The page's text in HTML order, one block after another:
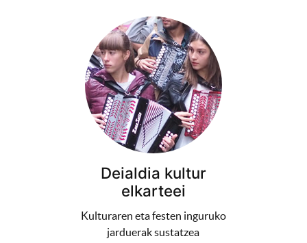
Deialdia kultur
elkarteei
Kulturaren eta festen inguruko
jarduerak sustatzea